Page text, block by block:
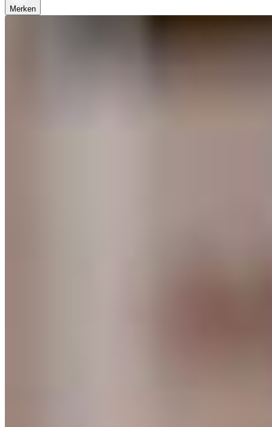
Merken